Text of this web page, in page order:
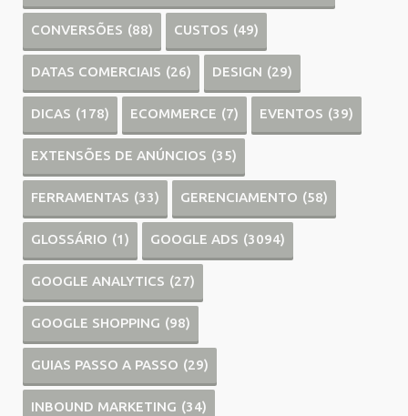
CONVERSÕES (88) CUSTOS (49)
DATAS COMERCIAIS (26) DESIGN (29)
DICAS (178) ECOMMERCE (7) EVENTOS (39)
EXTENSÕES DE ANÚNCIOS (35)
FERRAMENTAS (33) GERENCIAMENTO (58)
GLOSSÁRIO (1) GOOGLE ADS (3094)
GOOGLE ANALYTICS (27)
GOOGLE SHOPPING (98)
GUIAS PASSO A PASSO (29)
INBOUND MARKETING (34)